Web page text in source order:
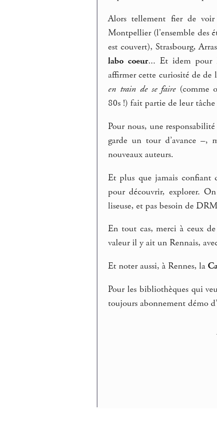
Alors tellement fier de
Montpellier (l’ensemble des
est couvert), Strasbourg,
labo coeur... Et idem pour
affirmer cette curiosité de
en train de se faire (comme
80s !) fait partie de leur
Pour nous, une
garde un tour d’avance –,
nouveaux auteurs.
Et plus que jamais confiant
pour découvrir, explorer.
liseuse, et pas besoin de
En tout cas, merci à ceux
valeur il y ait un Rennais,
Et noter aussi, à Rennes, la
Pour les bibliothèques qui
toujours abonnement démo